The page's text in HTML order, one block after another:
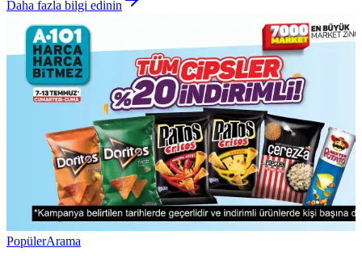
Daha fazla bilgi edinin
PopülerArama